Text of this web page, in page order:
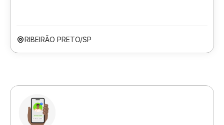
RIBEIRÃO PRETO/SP